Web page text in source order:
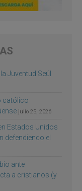
Juventud Seúl
católico
julio 25, 2026
Estados Unidos
defendiendo el
ante
a cristianos (y